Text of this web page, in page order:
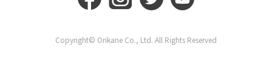
Copyright© Orikane Co., Ltd. All Rights Reserved